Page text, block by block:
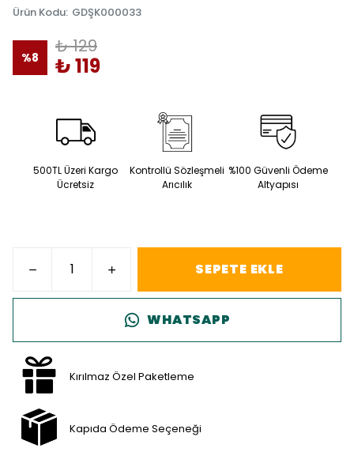
Ürün Kodu: GDŞK000033
%8
₺ 129
₺ 119
500TL Üzeri Kargo
Ücretsiz
Kontrollü Sözleşmeli
Arıcılık
%100 Güvenli Ödeme
Altyapısı
SEPETE EKLE
WHATSAPP
Kırılmaz Özel Paketleme
Kapıda Ödeme Seçeneği